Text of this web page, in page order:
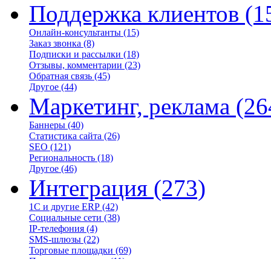
Поддержка клиентов
Онлайн-консультанты (15)
Заказ звонка (8)
Подписки и рассылки (18)
Отзывы, комментарии (23)
Обратная связь (45)
Другое (44)
Маркетинг, реклама
Баннеры (40)
Статистика сайта (26)
SEO (121)
Региональность (18)
Другое (46)
Интеграция (273)
1С и другие ERP (42)
Социальные сети (38)
IP-телефония (4)
SMS-шлюзы (22)
Торговые площадки (69)